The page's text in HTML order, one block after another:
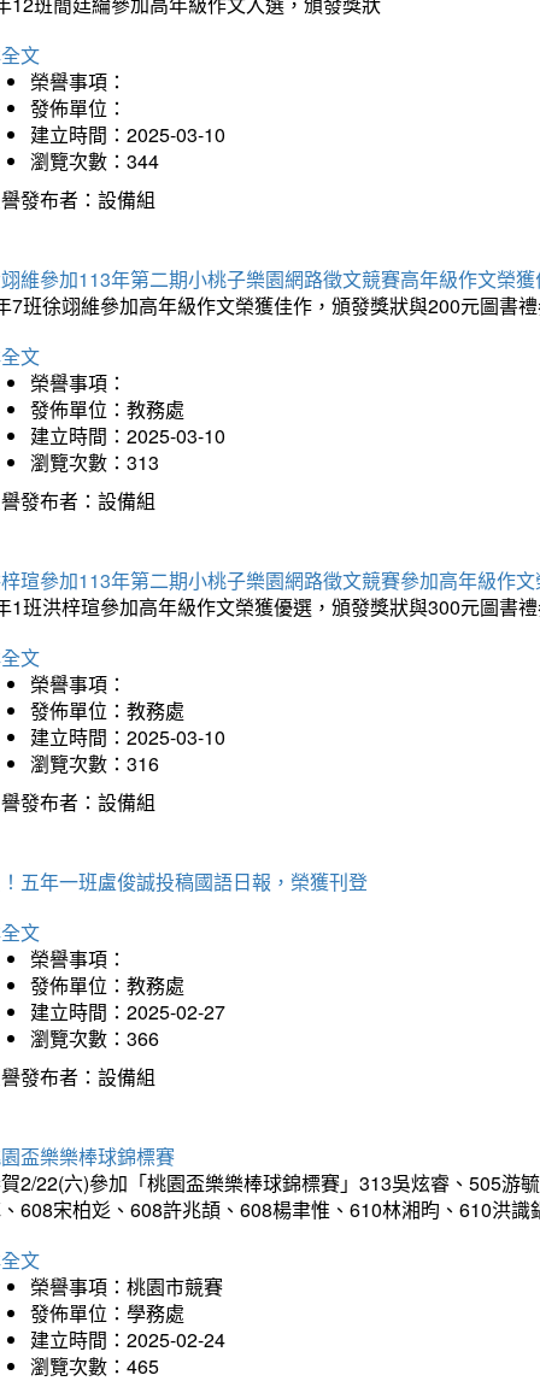
文
榮譽事項：
發佈單位：
建立時間：2025-03-10
瀏覽次數：344
發布者：設備組
維參加113年第二期小桃子樂園網路徵文競賽高年級作文榮
7班徐翊維參加高年級作文榮獲佳作，頒發獎狀與200元圖書
文
榮譽事項：
發佈單位：教務處
建立時間：2025-03-10
瀏覽次數：313
發布者：設備組
瑄參加113年第二期小桃子樂園網路徵文競賽參加高年級作
1班洪梓瑄參加高年級作文榮獲優選，頒發獎狀與300元圖書
文
榮譽事項：
發佈單位：教務處
建立時間：2025-03-10
瀏覽次數：316
發布者：設備組
五年一班盧俊誠投稿國語日報，榮獲刊登
文
榮譽事項：
發佈單位：教務處
建立時間：2025-02-27
瀏覽次數：366
發布者：設備組
盃樂樂棒球錦標賽
2/22(六)參加「桃園盃樂樂棒球錦標賽」313吳炫睿、505游
608宋柏彣、608許兆頡、608楊聿惟、610林湘昀、610洪
文
榮譽事項：桃園市競賽
發佈單位：學務處
建立時間：2025-02-24
瀏覽次數：465